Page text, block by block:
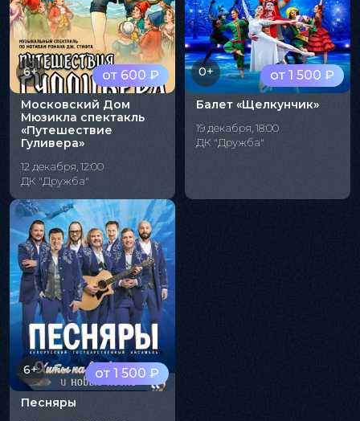
от 600 ₽
6+
Московский Дом
Мюзикла спектакль
«Путешествие
Гуливера»
12 декабря, 12:00
ДК "Дружба"
от 1 500 ₽
0+
Балет «Щелкунчик»
19 декабря, 18:00
ДК "Дружба"
от 1 500 ₽
6+
Песняры